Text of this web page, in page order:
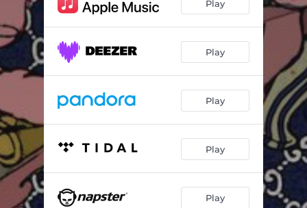
DHL Lieferant 2.0 02:56
Outro 02:15
Play
Play
Play
Play
Play